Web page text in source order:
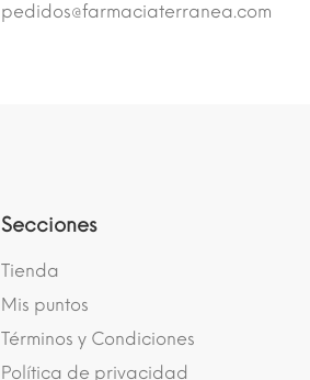
pedidos@farmaciaterranea.com
Secciones
Tienda
Mis puntos
Términos y Condiciones
Política de privacidad